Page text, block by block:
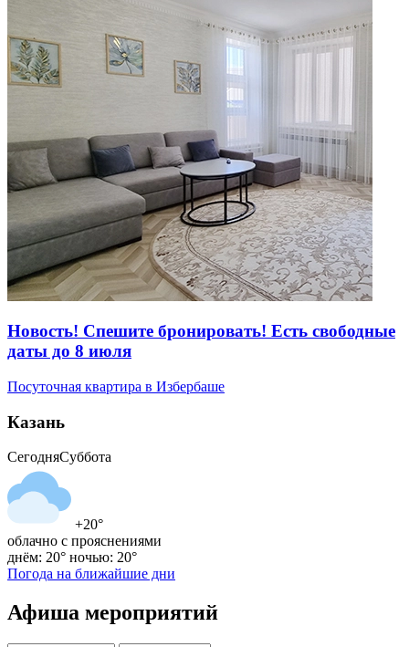
Новость! Спешите бронировать! Есть свободные
даты до 8 июля
Посуточная квартира в Избербаше
Казань
СегодняСуббота
+20°
облачно с прояснениями
днём: 20° ночью: 20°
Погода на ближайшие дни
Афиша мероприятий